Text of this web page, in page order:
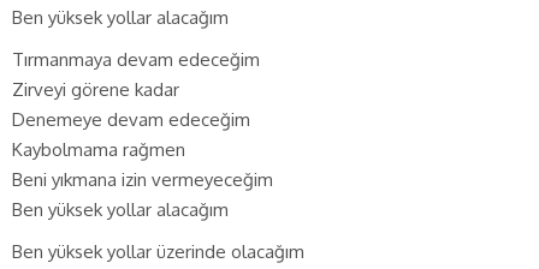
Ben yüksek yollar alacağım
Tırmanmaya devam edeceğim
Zirveyi görene kadar
Denemeye devam edeceğim
Kaybolmama rağmen
Beni yıkmana izin vermeyeceğim
Ben yüksek yollar alacağım
Ben yüksek yollar üzerinde olacağım